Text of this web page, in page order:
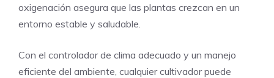
oxigenación asegura que las plantas crezcan en un
entorno estable y saludable.
Con el controlador de clima adecuado y un manejo
eficiente del ambiente, cualquier cultivador puede